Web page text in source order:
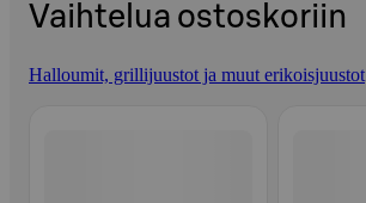
Vaihtelua ostoskoriin
Halloumit, grillijuustot ja muut erikoisjuustot